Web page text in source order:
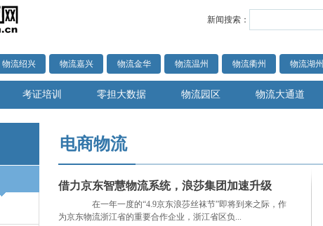
新闻搜索：
物流绍兴 物流嘉兴 物流金华 物流温州 物流衢州 物流湖州
考证培训 零担大数据 物流园区 物流大通道
电商物流
借力京东智慧物流系统，浪莎集团加速升级
在一年一度的“4.9京东浪莎丝袜节”即将到来之际，作
为京东物流浙江省的重要合作企业，浙江省区负...